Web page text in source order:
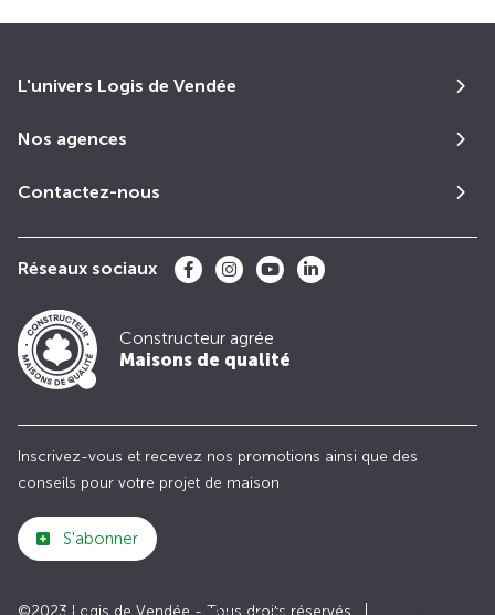
L'univers Logis de Vendée
Nos agences
Contactez-nous
Réseaux sociaux
Constructeur agrée
Maisons de qualité
Inscrivez-vous et recevez nos promotions ainsi que des
conseils pour votre projet de maison
S'abonner
©2023 Logis de Vendée - Tous droits réservés